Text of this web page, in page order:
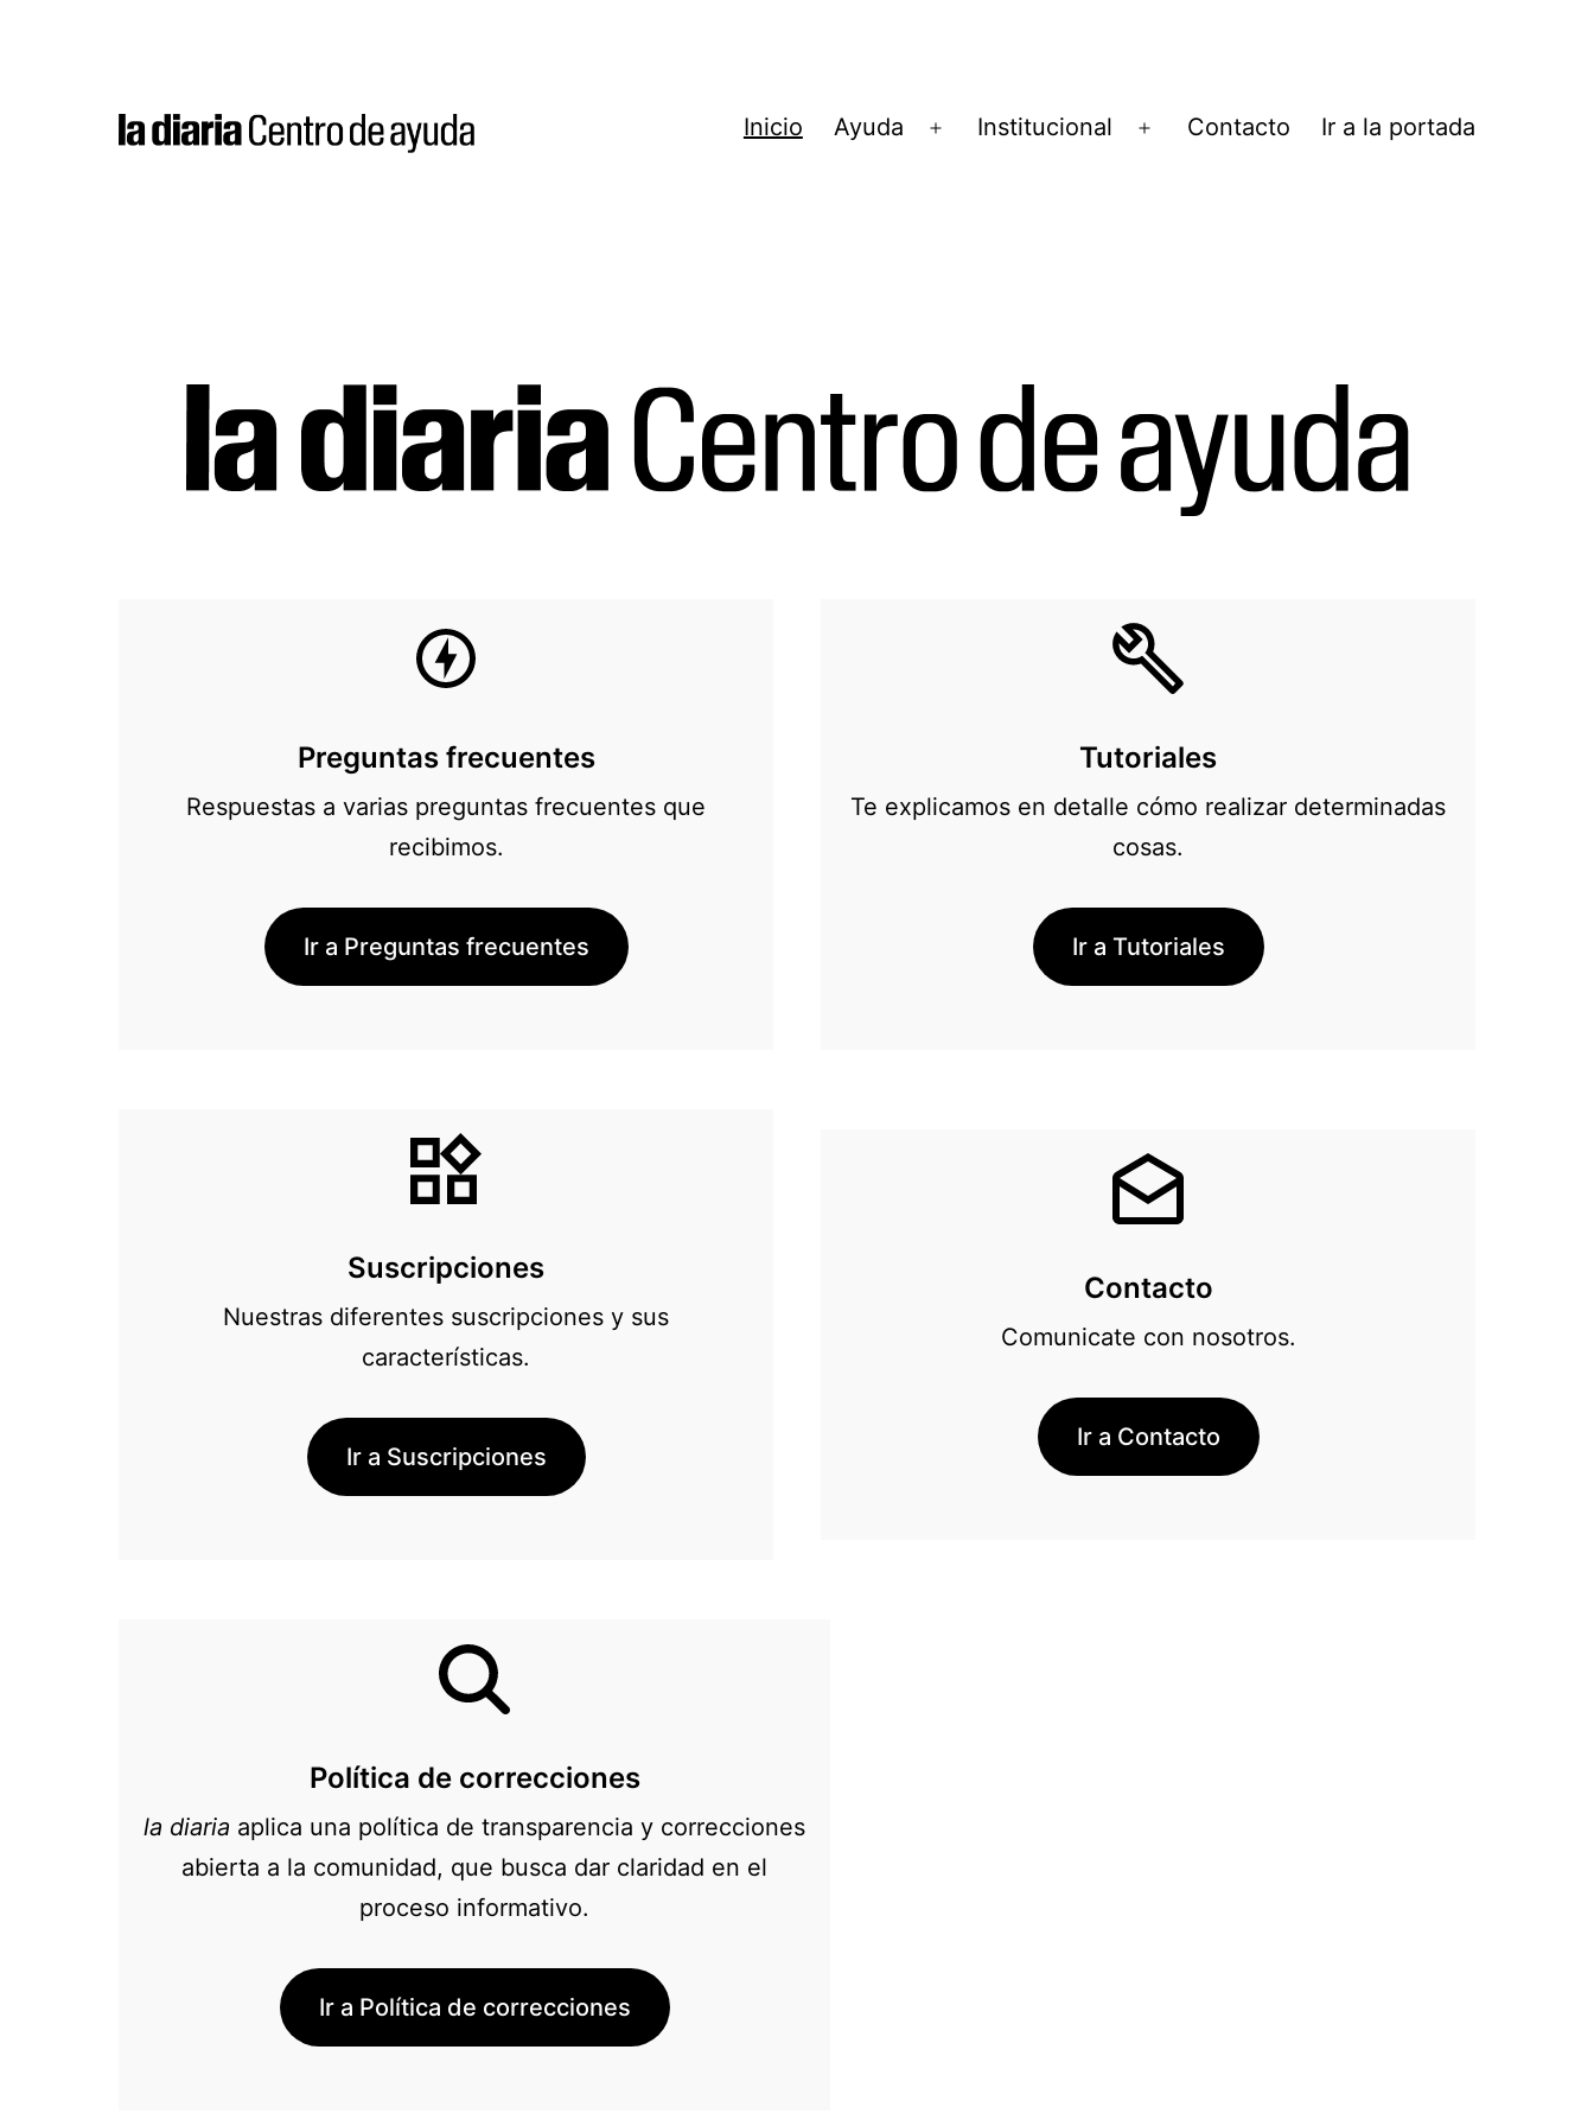
diaria
Centro
ayuda
Inicio Ayuda
Abrir
Institucional
Abrir
Contacto Ir a la portada
Preguntas frecuentes
Respuestas a varias preguntas frecuentes que
recibimos.
Ir a Preguntas frecuentes
Tutoriales
Te explicamos en detalle cómo realizar determinadas
cosas.
Ir a Tutoriales
Suscripciones
Nuestras diferentes suscripciones y sus
características.
Ir a Suscripciones
Contacto
Comunicate con nosotros.
Ir a Contacto
Política de correcciones
la diaria aplica una política de transparencia y correcciones
abierta a la comunidad, que busca dar claridad en el
proceso informativo.
Ir a Política de correcciones